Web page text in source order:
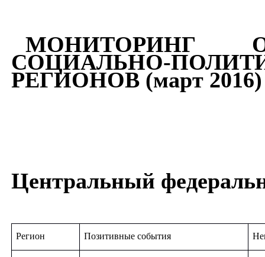
МОНИТОРИНГ
СОЦИАЛЬНО-
РЕГИОНОВ (март 2016)
Центральный
Регион Позитивные события